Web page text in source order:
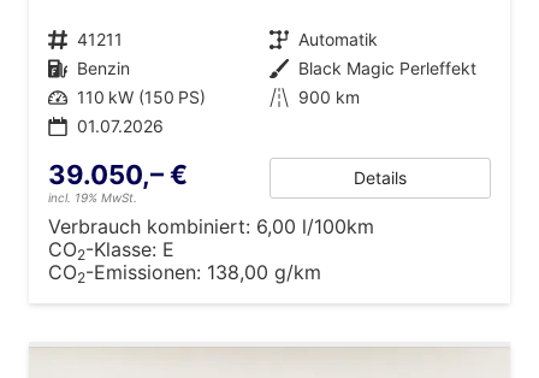
Fahrzeugnr. 41211 Getriebe Automatik
Kraftstoff Benzin Außenfarbe Black Magic Perleffekt
Leistung 110 kW (150 PS) Kilometerstand 900 km
01.07.2026
39.050,– €
incl. 19% MwSt.
Details
Verbrauch kombiniert: 6,00 l/100km
CO2-Klasse: E
CO2-Emissionen: 138,00 g/km